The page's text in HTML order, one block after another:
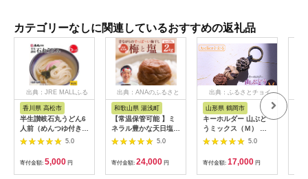
カテゴリーなしに関連しているおすすめの返礼品
出典：JRE MALLふる
さと納税
香川県 高松市
半生讃岐石丸うどん6
人前（めんつゆ付き）
麺300g×2袋
5.0
寄付金額: 5,000 円
出典：ANAのふるさと
和歌山県 湯浅町
【常温保管可能 】ミ
ネラル豊かな天日塩だ
けで漬けた無添加梅干
し2kg 梅ボーイズ｜
B201_EP6024
5.0
寄付金額: 24,000 円
出典：ふるさとチョイ
山形県 鶴岡市
キーホルダー 山ぶど
うミックス（Ｍ） 山
形県鶴岡市 アトリエ
かおる | 山葡萄 雑貨
キーホルダー ギフト
贈り物 お取り寄せ 返
礼品
5.0
寄付金額: 17,000 円